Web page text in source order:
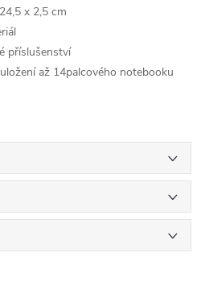
x 2,5 cm
příslušenství
až 14palcového notebooku